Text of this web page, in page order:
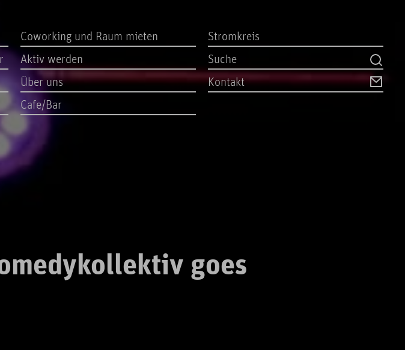
Coworking und Raum mieten
Aktiv werden
Über uns
Cafe/Bar
Stromkreis
Kontakt
goes